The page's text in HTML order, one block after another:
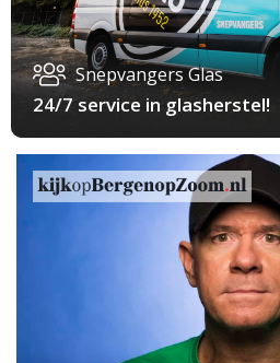
Snepvangers Glas
24/7 service in glasherstel!